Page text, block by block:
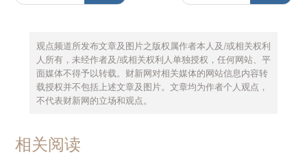
观点频道所发布文章及图片之版权属作者本人及/或相关权利
人所有，未经作者及/或相关权利人单独授权，任何网站、平
面媒体不得予以转载。财新网对相关媒体的网站信息内容转
载授权并不包括上述文章及图片。文章均为作者个人观点，
不代表财新网的立场和观点。
相关阅读